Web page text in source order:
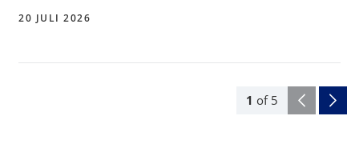
1 of 5
20 JULI 2026